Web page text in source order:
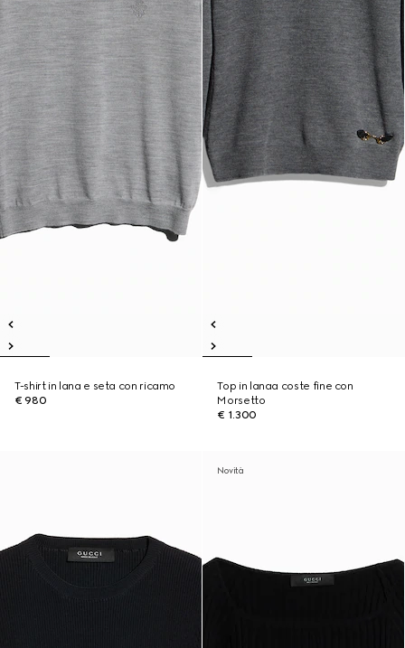
T-shirt in lana e seta con ricamo
€ 980
Top in lanaa coste fine con
Morsetto
€ 1.300
Novità